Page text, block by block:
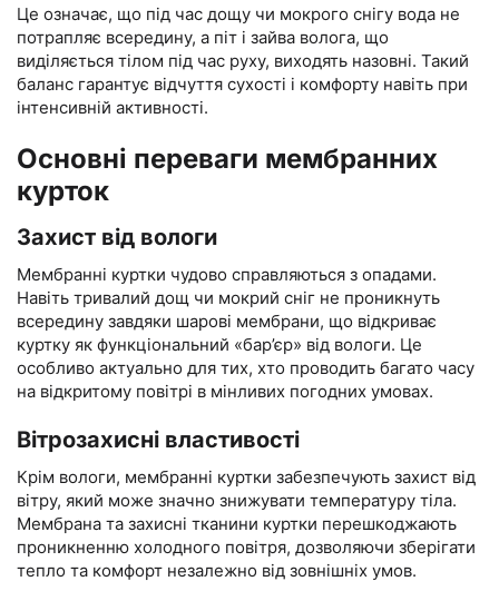
Це означає, що під час дощу чи мокрого снігу вода не
потрапляє всередину, а піт і зайва волога, що
виділяється тілом під час руху, виходять назовні. Такий
баланс гарантує відчуття сухості і комфорту навіть при
інтенсивній активності.
Основні переваги мембранних
курток
Захист від вологи
Мембранні куртки чудово справляються з опадами.
Навіть тривалий дощ чи мокрий сніг не проникнуть
всередину завдяки шарові мембрани, що відкриває
куртку як функціональний «бар’єр» від вологи. Це
особливо актуально для тих, хто проводить багато часу
на відкритому повітрі в мінливих погодних умовах.
Вітрозахисні властивості
Крім вологи, мембранні куртки забезпечують захист від
вітру, який може значно знижувати температуру тіла.
Мембрана та захисні тканини куртки перешкоджають
проникненню холодного повітря, дозволяючи зберігати
тепло та комфорт незалежно від зовнішніх умов.